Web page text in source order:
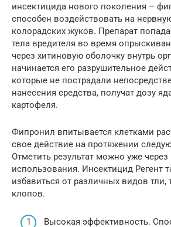
инсектицида нового поколения –
способен воздействовать на
колорадских жуков. Препарат
тела вредителя во время
через хитиновую оболочку внутрь
начинается его разрушительное
которые не пострадали
нанесения средства, получат дозу
картофеля.
Фипронил впитывается клетками
свое действие на протяжении
Отметить результат можно уже через
использования. Инсектицид Регент
избавиться от различных видов тли,
клопов.
Высокая эффективность.